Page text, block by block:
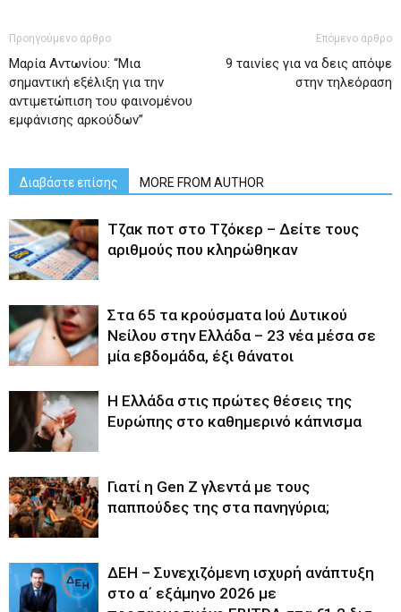
Προηγούμενο άρθρο
Μαρία Αντωνίου: “Μια
σημαντική εξέλιξη για την
αντιμετώπιση του φαινομένου
εμφάνισης αρκούδων”
Επόμενο άρθρο
9 ταινίες για να δεις απόψε
στην τηλεόραση
Διαβάστε επίσης MORE FROM AUTHOR
Tζακ ποτ στο Τζόκερ – Δείτε τους
αριθμούς που κληρώθηκαν
Στα 65 τα κρούσματα Ιού Δυτικού
Νείλου στην Ελλάδα – 23 νέα μέσα σε
μία εβδομάδα, έξι θάνατοι
Η Ελλάδα στις πρώτες θέσεις της
Ευρώπης στο καθημερινό κάπνισμα
Γιατί η Gen Z γλεντά με τους
παππούδες της στα πανηγύρια;
ΔΕΗ – Συνεχιζόμενη ισχυρή ανάπτυξη
στο α΄ εξάμηνο 2026 με